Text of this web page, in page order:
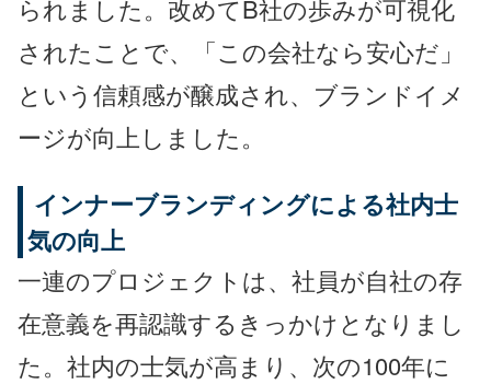
られました。改めてB社の歩みが可視化
されたことで、「この会社なら安心だ」
という信頼感が醸成され、ブランドイメ
ージが向上しました。
インナーブランディングによる社内士
気の向上
一連のプロジェクトは、社員が自社の存
在意義を再認識するきっかけとなりまし
た。社内の士気が高まり、次の100年に